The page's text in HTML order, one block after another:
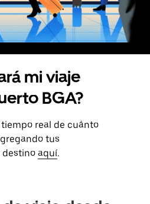
mi viaje
BGA?
real de cuánto
tus
destino aquí.